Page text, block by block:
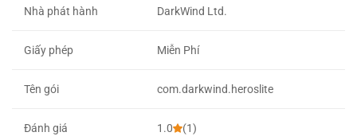
Nhà phát hành DarkWind Ltd.
Giấy phép Miễn Phí
Tên gói com.darkwind.heroslite
Đánh giá 1.0 (1)